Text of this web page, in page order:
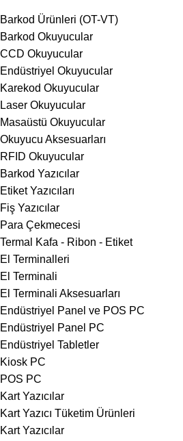
Barkod Ürünleri (OT-VT)
Barkod Okuyucular
CCD Okuyucular
Endüstriyel Okuyucular
Karekod Okuyucular
Laser Okuyucular
Masaüstü Okuyucular
Okuyucu Aksesuarları
RFID Okuyucular
Barkod Yazıcılar
Etiket Yazıcıları
Fiş Yazıcılar
Para Çekmecesi
Termal Kafa - Ribon - Etiket
El Terminalleri
El Terminali
El Terminali Aksesuarları
Endüstriyel Panel ve POS PC
Endüstriyel Panel PC
Endüstriyel Tabletler
Kiosk PC
POS PC
Kart Yazıcılar
Kart Yazıcı Tüketim Ürünleri
Kart Yazıcılar